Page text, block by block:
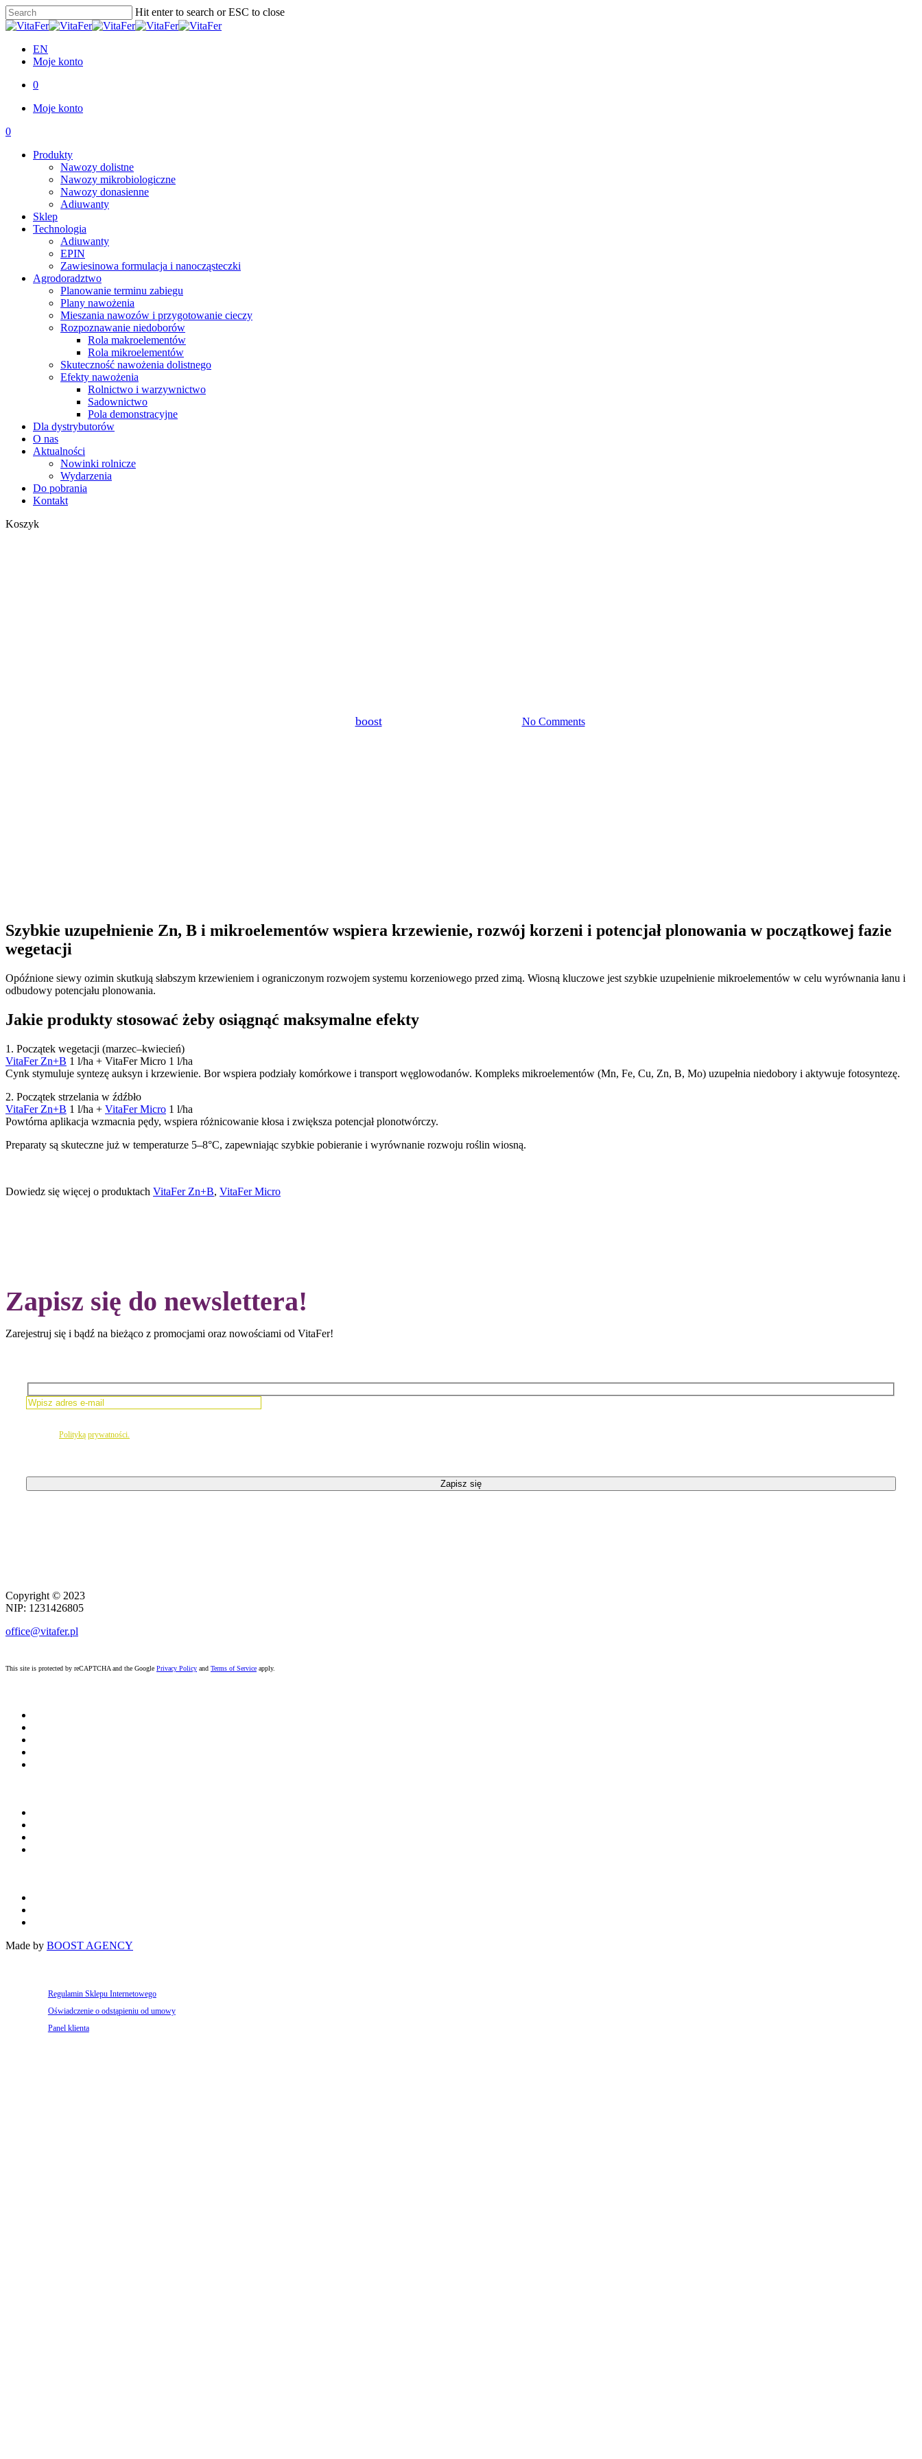
Skip
to
content
Hit enter to search or ESC to close
Close
EN
Moje konto
0
Menu
Moje konto
0
Produkty
Nawozy dolistne
Nawozy mikrobiologiczne
Nawozy donasienne
Adiuwanty
Sklep
Technologia
Adiuwanty
EPIN
Zawiesinowa formulacja i nanocząsteczki
Agrodoradztwo
Planowanie terminu zabiegu
Plany nawożenia
Mieszania nawozów i przygotowanie cieczy
Rozpoznawanie niedoborów
Rola makroelementów
Rola mikroelementów
Skuteczność nawożenia dolistnego
Efekty nawożenia
Rolnictwo i warzywnictwo
Sadownictwo
Pola demonstracyjne
Dla dystrybutorów
O nas
Aktualności
Nowinki rolnicze
Wydarzenia
Do pobrania
Kontakt
KoszykZamknij
boost4 marca, 2026 No Comments
Szybkie uzupełnienie Zn, B i mikroelementów wspiera krzewienie, rozwój korzeni i potencjał plonowania w początkowej fazie
wegetacji
Opóźnione siewy ozimin skutkują słabszym krzewieniem i ograniczonym rozwojem systemu korzeniowego przed zimą. Wiosną kluczowe jest szybkie uzupełnienie mikroelementów w celu wyrównania łanu i
odbudowy potencjału plonowania.
Jakie produkty stosować żeby osiągnąć maksymalne efekty
1. Początek wegetacji (marzec–kwiecień)
VitaFer Zn+B 1 l/ha + VitaFer Micro 1 l/ha
Cynk stymuluje syntezę auksyn i krzewienie. Bor wspiera podziały komórkowe i transport węglowodanów. Kompleks mikroelementów (Mn, Fe, Cu, Zn, B, Mo) uzupełnia niedobory i aktywuje fotosyntezę.
2. Początek strzelania w źdźbło
VitaFer Zn+B 1 l/ha + VitaFer Micro 1 l/ha
Powtórna aplikacja wzmacnia pędy, wspiera różnicowanie kłosa i zwiększa potencjał plonotwórczy.
Preparaty są skuteczne już w temperaturze 5–8°C, zapewniając szybkie pobieranie i wyrównanie rozwoju roślin wiosną.
Dowiedz się więcej o produktach VitaFer Zn+B, VitaFer Micro
Zapisz się do newslettera!
Zarejestruj się i bądź na bieżąco z promocjami oraz nowościami od VitaFer!
Polityką prywatności.
Please leave this field empty.
Copyright © 2023
NIP: 1231426805
office@vitafer.pl
This site is protected by reCAPTCHA and the Google Privacy Policy and Terms of Service apply.
Made by BOOST AGENCY
Regulamin Sklepu Internetowego
Oświadczenie o odstąpieniu od umowy
Panel klienta